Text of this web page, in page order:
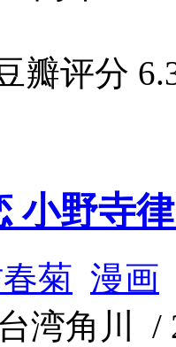
瓣评分
小野寺
菊 漫画
湾角川 /